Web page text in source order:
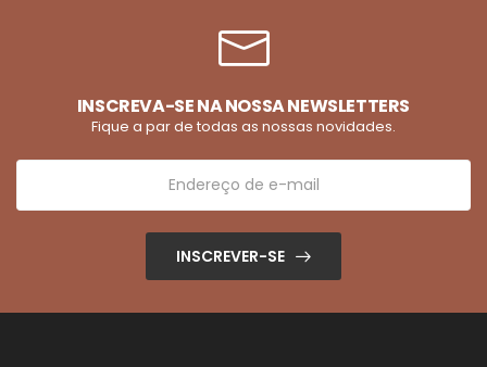
INSCREVA-SE NA NOSSA NEWSLETTERS
Fique a par de todas as nossas novidades.
INSCREVER-SE